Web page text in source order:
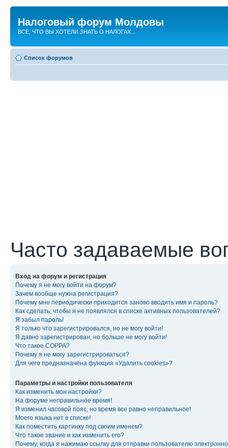
Налоговый форум Молдовы
ВСЕ, ЧТО ВЫ ХОТЕЛИ ЗНАТЬ О НАЛОГАХ...
Список форумов
Часто задаваемые
Вход на форум и регистрация
Почему я не могу войти на форум?
Зачем вообще нужна регистрация?
Почему мне периодически приходится заново вводить имя и пароль?
Как сделать, чтобы я не появлялся в списке активных пользователей?
Я забыл пароль!
Я только что зарегистрировался, но не могу войти!
Я давно зарегистрирован, но больше не могу войти!
Что такое COPPA?
Почему я не могу зарегистрироваться?
Для чего предназначена функция «Удалить cookies»?
Параметры и настройки пользователя
Как изменить мои настройки?
На форуме неправильное время!
Я изменил часовой пояс, но время все равно неправильное!
Моего языка нет в списке!
Как поместить картинку под своим именем?
Что такое звание и как изменить его?
Почему, когда я нажимаю ссылку для отправки пользователю